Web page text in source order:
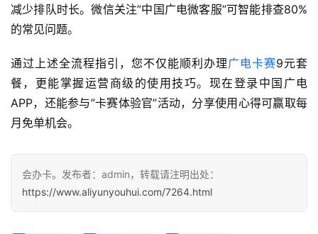
减少排队时长。微信关注”中国广电微客服”可智能排查80%
的常见问题。
通过上述全流程指引，您不仅能顺利办理广电卡赛9元套
餐，更能掌握运营商级的使用技巧。现在登录中国广电
APP，还能参与”卡赛体验官”活动，分享使用心得可赢取每
月免单机会。
会办卡。发布者：admin，转载请注明出处：
https://www.aliyunyouhui.com/7264.html